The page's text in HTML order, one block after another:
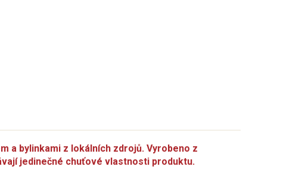
a bylinkami z lokálních zdrojů. Vyrobeno z
jedinečné chuťové vlastnosti produktu.